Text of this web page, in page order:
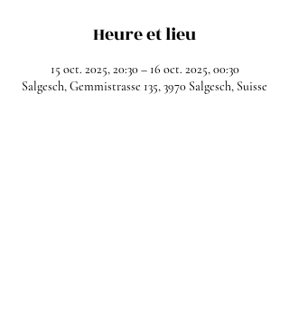
Heure et lieu
15 oct. 2025, 20:30 – 16 oct. 2025, 00:30
Salgesch, Gemmistrasse 135, 3970 Salgesch, Suisse